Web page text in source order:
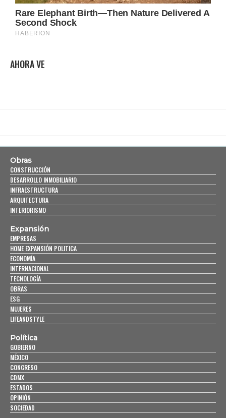
AHORA VE
Obras
CONSTRUCCIÓN
DESARROLLO INMOBILIARIO
INFRAESTRUCTURA
ARQUITECTURA
INTERIORISMO
Expansión
EMPRESAS
HOME EXPANSIÓN POLITICA
ECONOMÍA
INTERNACIONAL
TECNOLOGÍA
OBRAS
ESG
MUJERES
LIFEANDSTYLE
Política
GOBIERNO
MÉXICO
CONGRESO
CDMX
ESTADOS
OPINIÓN
SOCIEDAD